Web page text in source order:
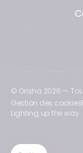
© Orisha 2026 —
Gestion des cookies
Lighting up the way